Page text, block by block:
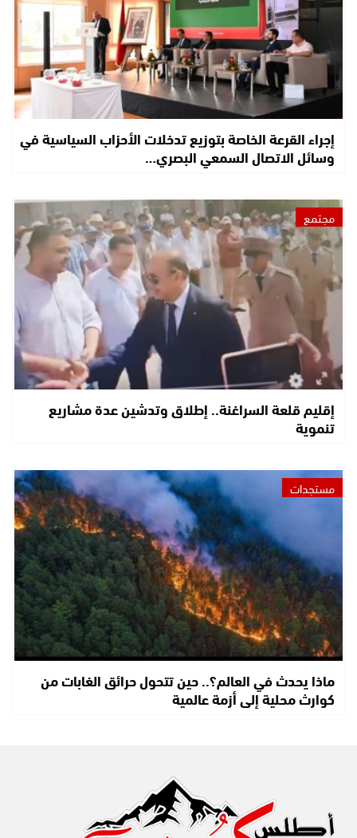
إجراء القرعة الخاصة بتوزيع تدخلات الأحزاب السياسية في
وسائل الاتصال السمعي البصري…
مجتمع
إقليم قلعة السراغنة.. إطلاق وتدشين عدة مشاريع
تنموية
مستجدات
ماذا يحدث في العالم؟.. حين تتحول حرائق الغابات من
كوارث محلية إلى أزمة عالمية